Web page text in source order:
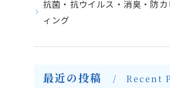
抗菌・抗ウイルス・消臭・防
ィング
最近の投稿 Recent